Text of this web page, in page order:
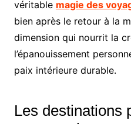
véritable magie des
bien après le retour à la
dimension qui nourrit la
l’épanouissement
paix intérieure durable.
Les destinations